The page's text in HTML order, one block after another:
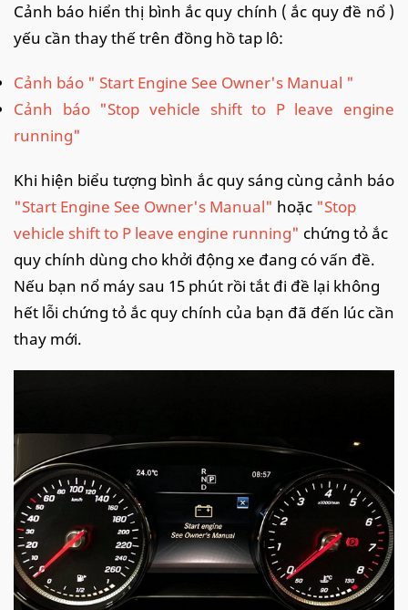
Cảnh báo hiển thị bình ắc quy chính ( ắc quy đề nổ )
yếu cần thay thế trên đồng hồ tap lô:
Cảnh báo " Start Engine See Owner's Manual "
Cảnh báo "Stop vehicle shift to P leave engine
running"
Khi hiện biểu tượng bình ắc quy sáng cùng cảnh báo
"Start Engine See Owner's Manual" hoặc "Stop
vehicle shift to P leave engine running" chứng tỏ ắc
quy chính dùng cho khởi động xe đang có vấn đề.
Nếu bạn nổ máy sau 15 phút rồi tắt đi đề lại không
hết lỗi chứng tỏ ắc quy chính của bạn đã đến lúc cần
thay mới.